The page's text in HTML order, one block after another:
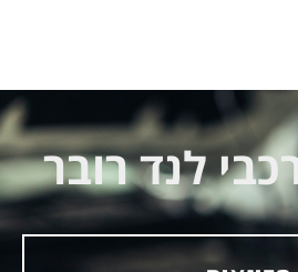
לנד רובר